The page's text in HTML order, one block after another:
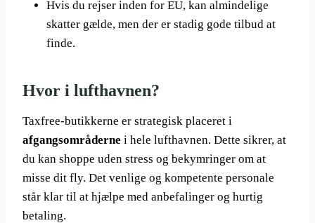
Hvis du rejser inden for EU, kan almindelige
skatter gælde, men der er stadig gode tilbud at
finde.
Hvor i lufthavnen?
Taxfree-butikkerne er strategisk placeret i
afgangsområderne i hele lufthavnen. Dette sikrer, at
du kan shoppe uden stress og bekymringer om at
misse dit fly. Det venlige og kompetente personale
står klar til at hjælpe med anbefalinger og hurtig
betaling.